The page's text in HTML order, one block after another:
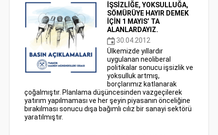
İŞSİZLİĞE, YOKSULLUĞA,
SÖMÜRÜYE HAYIR DEMEK
İÇİN 1 MAYIS’ TA
ALANLARDAYIZ.
30.04.2012
Ülkemizde yıllardır
uygulanan neoliberal
politikalar sonucu işsizlik ve
yoksulluk artmış,
borçlarımız katlanarak
çoğalmıştır. Planlama düşüncesinden vazgeçilerek
yatırım yapılmaması ve her şeyin piyasanın önceliğine
bırakılması sonucu dışa bağımlı cılız bir sanayi sektörü
yaratılmıştır.